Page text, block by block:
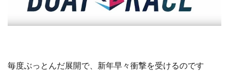
毎度ぶっとんだ展開で、新年早々衝撃を受けるのです